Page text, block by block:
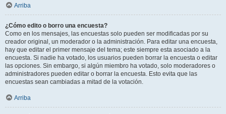
Arriba
¿Cómo edito o borro una encuesta?
Como en los mensajes, las encuestas solo pueden ser modificadas por su
creador original, un moderador o la administración. Para editar una encuesta,
hay que editar el primer mensaje del tema; este siempre esta asociado a la
encuesta. Si nadie ha votado, los usuarios pueden borrar la encuesta o editar
las opciones. Sin embargo, si algún miembro ha votado, solo moderadores o
administradores pueden editar o borrar la encuesta. Esto evita que las
encuestas sean cambiadas a mitad de la votación.
Arriba